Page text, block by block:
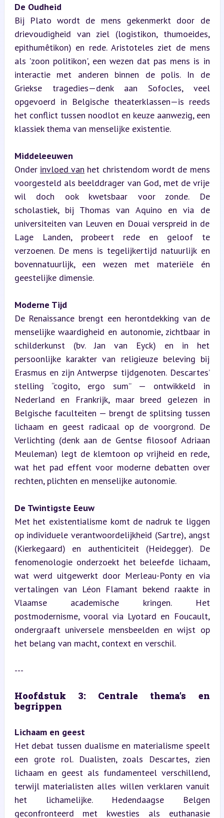
De Oudheid
Bij Plato wordt de mens gekenmerkt door de
drievoudigheid van ziel (logistikon, thumoeides,
epithumêtikon) en rede. Aristoteles ziet de mens
als 'zoon politikon', een wezen dat pas mens is in
interactie met anderen binnen de polis. In de
Griekse tragedies—denk aan Sofocles, veel
opgevoerd in Belgische theaterklassen—is reeds
het conflict tussen noodlot en keuze aanwezig, een
klassiek thema van menselijke existentie.
Middeleeuwen
Onder invloed van het christendom wordt de mens
voorgesteld als beelddrager van God, met de vrije
wil doch ook kwetsbaar voor zonde. De
scholastiek, bij Thomas van Aquino en via de
universiteiten van Leuven en Douai verspreid in de
Lage Landen, probeert rede en geloof te
verzoenen. De mens is tegelijkertijd natuurlijk en
bovennatuurlijk, een wezen met materiële én
geestelijke dimensie.
Moderne Tijd
De Renaissance brengt een herontdekking van de
menselijke waardigheid en autonomie, zichtbaar in
schilderkunst (bv. Jan van Eyck) en in het
persoonlijke karakter van religieuze beleving bij
Erasmus en zijn Antwerpse tijdgenoten. Descartes’
stelling “cogito, ergo sum” — ontwikkeld in
Nederland en Frankrijk, maar breed gelezen in
Belgische faculteiten — brengt de splitsing tussen
lichaam en geest radicaal op de voorgrond. De
Verlichting (denk aan de Gentse filosoof Adriaan
Meuleman) legt de klemtoon op vrijheid en rede,
wat het pad effent voor moderne debatten over
rechten, plichten en menselijke autonomie.
De Twintigste Eeuw
Met het existentialisme komt de nadruk te liggen
op individuele verantwoordelijkheid (Sartre), angst
(Kierkegaard) en authenticiteit (Heidegger). De
fenomenologie onderzoekt het beleefde lichaam,
wat werd uitgewerkt door Merleau-Ponty en via
vertalingen van Léon Flamant bekend raakte in
Vlaamse academische kringen. Het
postmodernisme, vooral via Lyotard en Foucault,
ondergraaft universele mensbeelden en wijst op
het belang van macht, context en verschil.
---
Hoofdstuk 3: Centrale thema’s en
begrippen
Lichaam en geest
Het debat tussen dualisme en materialisme speelt
een grote rol. Dualisten, zoals Descartes, zien
lichaam en geest als fundamenteel verschillend,
terwijl materialisten alles willen verklaren vanuit
het lichamelijke. Hedendaagse Belgen
geconfronteerd met kwesties als euthanasie